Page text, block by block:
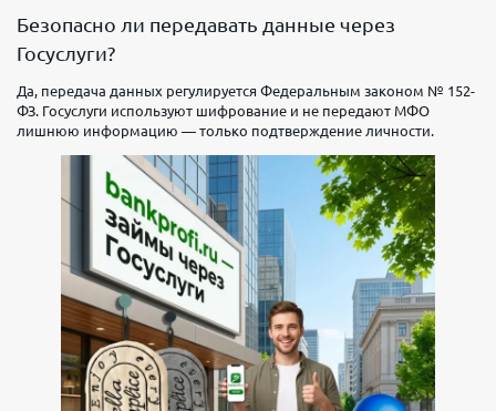
Безопасно ли передавать данные через
Госуслуги?
Да, передача данных регулируется Федеральным законом № 152-
ФЗ. Госуслуги используют шифрование и не передают МФО
лишнюю информацию — только подтверждение личности.